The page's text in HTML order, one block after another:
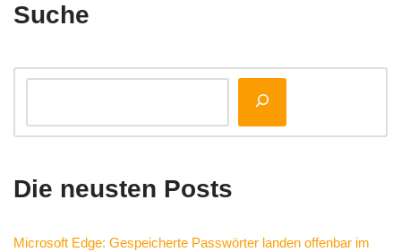
Suche
Die neusten Posts
Microsoft Edge: Gespeicherte Passwörter landen offenbar im